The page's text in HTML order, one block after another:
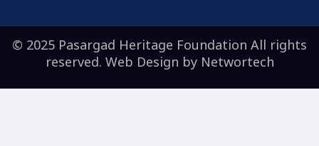
© 2025 Pasargad Heritage Foundation All rights
reserved. Web Design byNetwortech